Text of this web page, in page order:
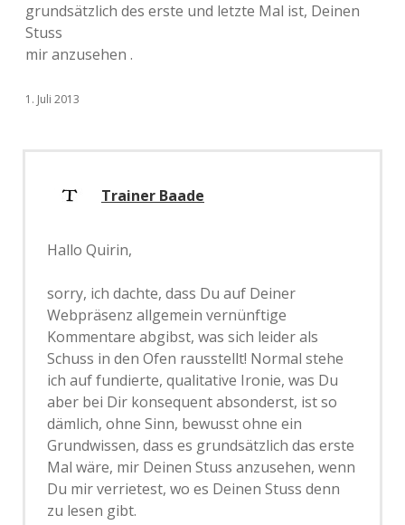
grundsätzlich des erste und letzte Mal ist, Deinen
Stuss
mir anzusehen .
1. Juli 2013
Trainer Baade
Hallo Quirin,
sorry, ich dachte, dass Du auf Deiner
Webpräsenz allgemein vernünftige
Kommentare abgibst, was sich leider als
Schuss in den Ofen rausstellt! Normal stehe
ich auf fundierte, qualitative Ironie, was Du
aber bei Dir konsequent absonderst, ist so
dämlich, ohne Sinn, bewusst ohne ein
Grundwissen, dass es grundsätzlich das erste
Mal wäre, mir Deinen Stuss anzusehen, wenn
Du mir verrietest, wo es Deinen Stuss denn
zu lesen gibt.